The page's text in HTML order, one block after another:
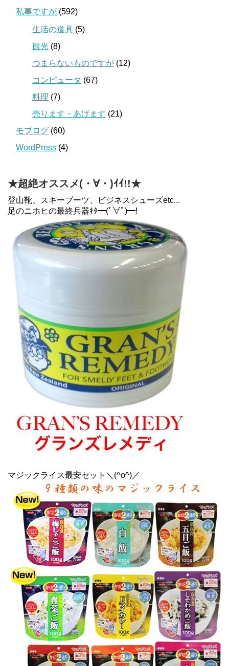
私事ですが (592)
生活の道具 (5)
観光 (8)
つまらないものですが (12)
コンピュータ (67)
料理 (7)
売ります・あげます (21)
モブログ (60)
WordPress (4)
★超絶オススメ(・∀・)ｲｲ!!★
登山靴、スキーブーツ、ビジネスシューズetc...
足のニホヒの最終兵器ｷﾀ━(ﾟ∀ﾟ)━!
マジックライス最安セット＼(^o^)／